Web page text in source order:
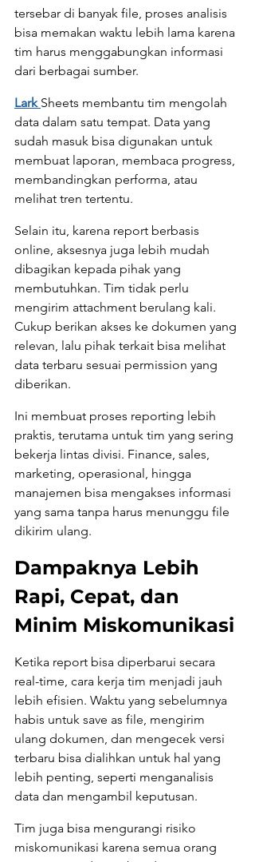
tersebar di banyak file, proses analisis
bisa memakan waktu lebih lama karena
tim harus menggabungkan informasi
dari berbagai sumber.
Lark Sheets membantu tim mengolah
data dalam satu tempat. Data yang
sudah masuk bisa digunakan untuk
membuat laporan, membaca progress,
membandingkan performa, atau
melihat tren tertentu.
Selain itu, karena report berbasis
online, aksesnya juga lebih mudah
dibagikan kepada pihak yang
membutuhkan. Tim tidak perlu
mengirim attachment berulang kali.
Cukup berikan akses ke dokumen yang
relevan, lalu pihak terkait bisa melihat
data terbaru sesuai permission yang
diberikan.
Ini membuat proses reporting lebih
praktis, terutama untuk tim yang sering
bekerja lintas divisi. Finance, sales,
marketing, operasional, hingga
manajemen bisa mengakses informasi
yang sama tanpa harus menunggu file
dikirim ulang.
Dampaknya Lebih
Rapi, Cepat, dan
Minim Miskomunikasi
Ketika report bisa diperbarui secara
real-time, cara kerja tim menjadi jauh
lebih efisien. Waktu yang sebelumnya
habis untuk save as file, mengirim
ulang dokumen, dan mengecek versi
terbaru bisa dialihkan untuk hal yang
lebih penting, seperti menganalisis
data dan mengambil keputusan.
Tim juga bisa mengurangi risiko
miskomunikasi karena semua orang